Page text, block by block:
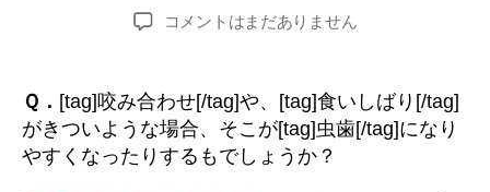
稿
日
咬
わ
せ
に
よ
コメントはまだありません
Ｑ． [tag]咬み合わせ[/tag]や、[tag]食いしばり[/tag]
がきついような場合、そこが[tag]虫歯[/tag]になり
やすくなったりするもでしょうか？